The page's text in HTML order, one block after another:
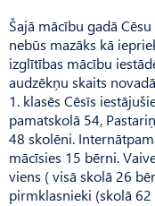
Šajā mācību gadā
nebūs mazāks kā
izglītības mācību
audzēkņu skaits
1. klasēs Cēsīs
pamatskolā 54,
48 skolēni.
mācīsies 15 bērni.
viens ( visā skolā 26
pirmklasnieki (skolā 62